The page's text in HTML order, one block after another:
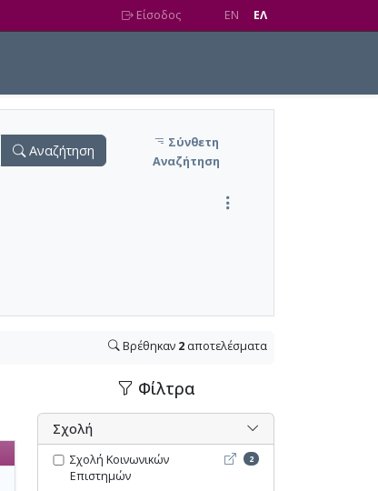
Είσοδος EN EΛ
Αναζήτηση
Σύνθετη
Αναζήτηση
Βρέθηκαν 2 αποτελέσματα
Φίλτρα
Σχολή
Σχολή Κοινωνικών
Επιστημών
Σχολή Κοινωνικών
2